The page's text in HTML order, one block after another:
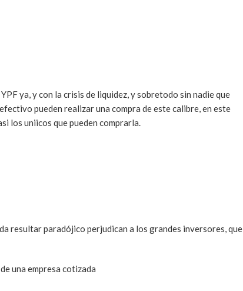
ya, y con la crisis de liquidez, y sobretodo sin nadie que
pueden realizar una compra de este calibre, en este
los uniicos que pueden comprarla.
resultar paradójico perjudican a los grandes inversores, que
una empresa cotizada